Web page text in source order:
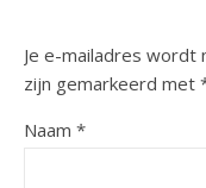
Je e-mailadres wordt
zijn gemarkeerd met
Naam *